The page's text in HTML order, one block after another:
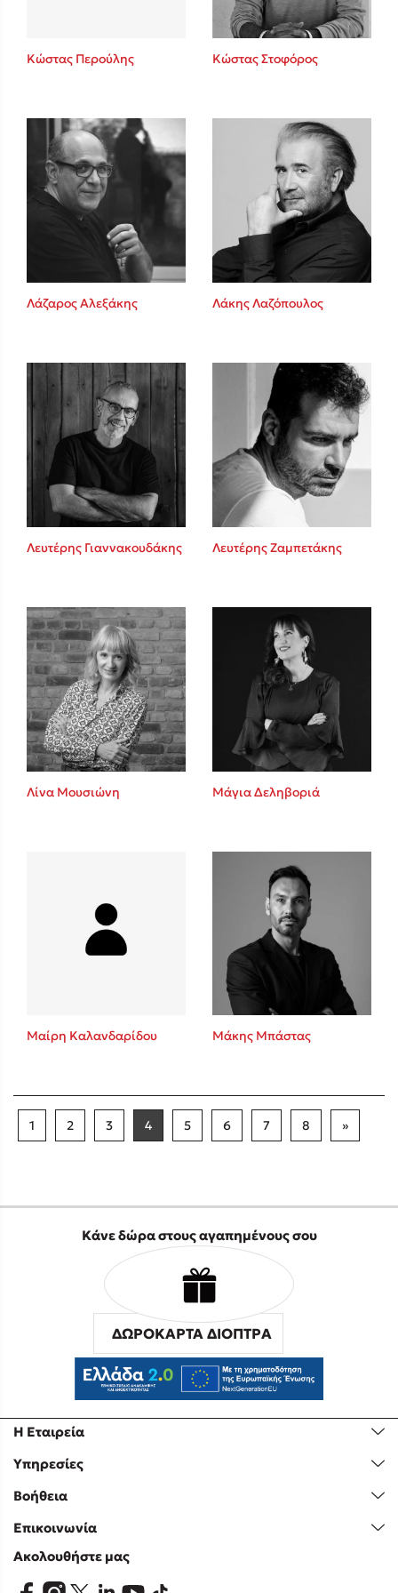
Κώστας Περούλης Κώστας Στοφόρος
Λάζαρος Αλεξάκης Λάκης Λαζόπουλος
Λευτέρης Γιαννακουδάκης Λευτέρης Ζαμπετάκης
Λίνα Μουσιώνη Μάγια Δεληβοριά
Μαίρη Καλανδαρίδου Μάκης Μπάστας
1 2 3 4 5 6 7 8 »
Η Εταιρεία
Υπηρεσίες
Βοήθεια
Επικοινωνία
Κάνε δώρα στους αγαπημένους σου
ΔΩΡΟΚΑΡΤΑ ΔΙΟΠΤΡΑ
Ακολουθήστε μας